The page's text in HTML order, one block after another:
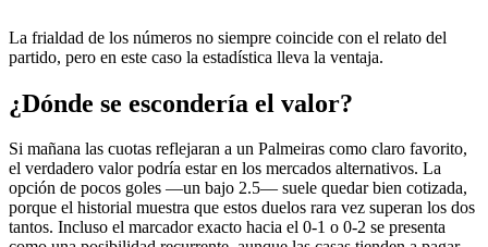
La frialdad de los números no siempre coincide con el relato del
partido, pero en este caso la estadística lleva la ventaja.
¿Dónde se escondería el valor?
Si mañana las cuotas reflejaran a un Palmeiras como claro favorito,
el verdadero valor podría estar en los mercados alternativos. La
opción de pocos goles —un bajo 2.5— suele quedar bien cotizada,
porque el historial muestra que estos duelos rara vez superan los dos
tantos. Incluso el marcador exacto hacia el 0-1 o 0-2 se presenta